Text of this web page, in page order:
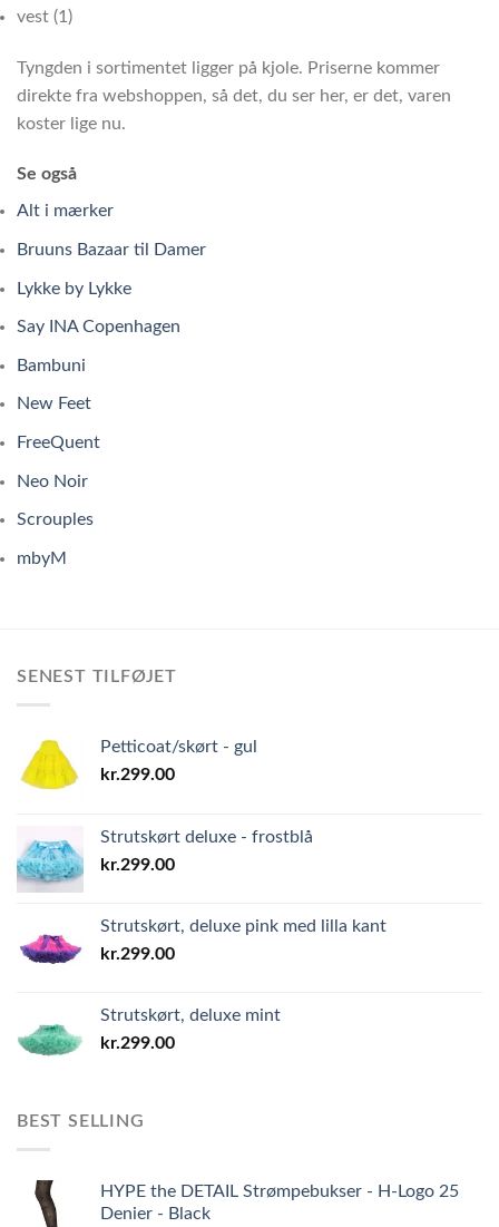
vest (1)
Tyngden i sortimentet ligger på kjole. Priserne kommer
direkte fra webshoppen, så det, du ser her, er det, varen
koster lige nu.
Se også
Alt i mærker
Bruuns Bazaar til Damer
Lykke by Lykke
Say INA Copenhagen
Bambuni
New Feet
FreeQuent
Neo Noir
Scrouples
mbyM
SENEST TILFØJET
Petticoat/skørt - gul
kr.299.00
Strutskørt deluxe - frostblå
kr.299.00
Strutskørt, deluxe pink med lilla kant
kr.299.00
Strutskørt, deluxe mint
kr.299.00
BEST SELLING
HYPE the DETAIL Strømpebukser - H-Logo 25
Denier - Black